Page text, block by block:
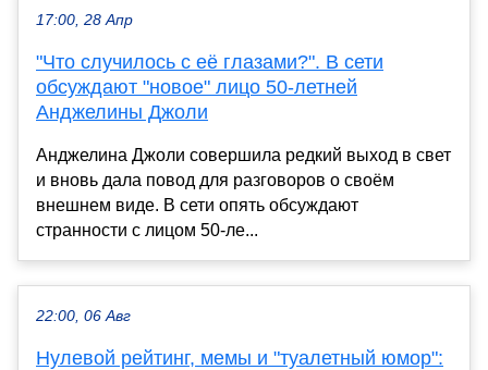
17:00, 28 Апр
"Что случилось с её глазами?". В сети
обсуждают "новое" лицо 50-летней
Анджелины Джоли
Анджелина Джоли совершила редкий выход в свет
и вновь дала повод для разговоров о своём
внешнем виде. В сети опять обсуждают
странности с лицом 50-ле...
22:00, 06 Авг
Нулевой рейтинг, мемы и "туалетный юмор":